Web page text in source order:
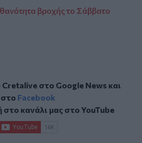
βροχής το Σάββατο
Cretalive στο Google Newsκαι
στο Facebook
κανάλι μας στοYouTube